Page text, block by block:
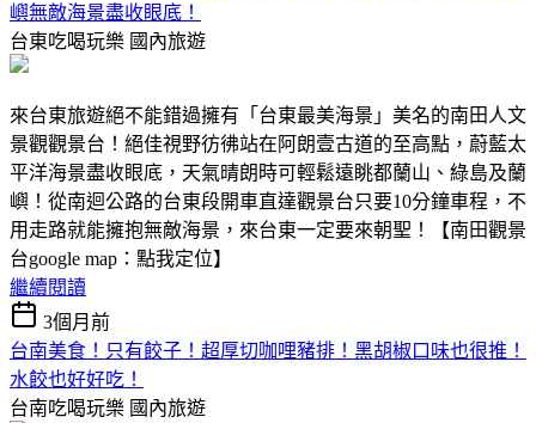
嶼無敵海景盡收眼底！
台東吃喝玩樂 國內旅遊
來台東旅遊絕不能錯過擁有「台東最美海景」美名的南田人文
景觀觀景台！絕佳視野彷彿站在阿朗壹古道的至高點，蔚藍太
平洋海景盡收眼底，天氣晴朗時可輕鬆遠眺都蘭山、綠島及蘭
嶼！從南迴公路的台東段開車直達觀景台只要10分鐘車程，不
用走路就能擁抱無敵海景，來台東一定要來朝聖！【南田觀景
台google map：點我定位】
繼續閱讀
3個月前
台南美食！只有餃子！超厚切咖哩豬排！黑胡椒口味也很推！
水餃也好好吃！
台南吃喝玩樂 國內旅遊